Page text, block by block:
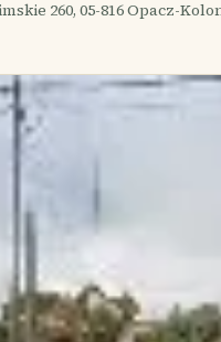
260, 05-816 Opacz-